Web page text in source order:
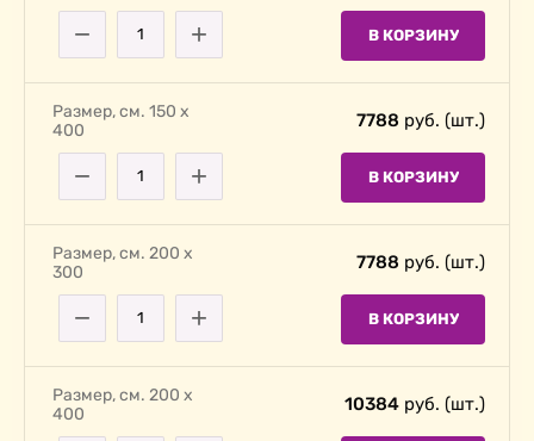
− + В КОРЗИНУ
Размер, cм. 150 х
400
7788 руб. (шт.)
− + В КОРЗИНУ
Размер, cм. 200 х
300
7788 руб. (шт.)
− + В КОРЗИНУ
Размер, cм. 200 х
400
10384 руб. (шт.)